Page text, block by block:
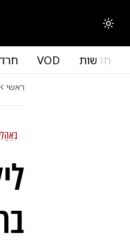
החלפת מצב תצוגה
חדשות VOD
ראשי